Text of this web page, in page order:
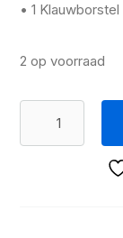
• 1 Klauwborstel
2 op voorraad